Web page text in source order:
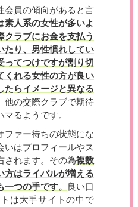
会員の傾向があると言
素人系の女性が多いよ
クラブにお金を支払う
たり、男性慣れしてい
ってつけですが割り切
くれる女性の方が良い
たらイメージと異なる
他の交際クラブで期待
るようです。
ファー待ちの状態にな
いはプロフィールやス
されます。その為複数
方はライバルが増える
つの手です。
良い口
は大手サイトの中で